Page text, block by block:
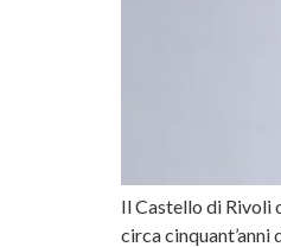
Il Castello di Rivoli
circa cinquant’anni